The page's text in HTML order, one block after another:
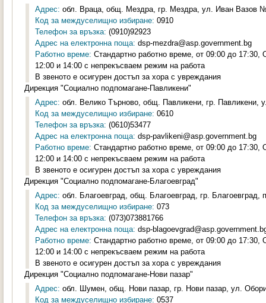
Адрес: обл. Враца, общ. Мездра, гр. Мездра, ул. Иван Вазов
Код за междуселищно избиране: 0910
Телефон за връзка: (0910)92923
Адрес на електронна поща: dsp-mezdra@asp.government.bg
Работно време: Стандартно работно време, от 09:00 до
12:00 и 14:00 с непрекъсваем режим на работа
В звеното е осигурен достъп за хора с увреждания
Дирекция "Социално подпомагане-Павликени"
Адрес: обл. Велико Търново, общ. Павликени, гр. Павликени,
Код за междуселищно избиране: 0610
Телефон за връзка: (0610)53477
Адрес на електронна поща: dsp-pavlikeni@asp.government.bg
Работно време: Стандартно работно време, от 09:00 до
12:00 и 14:00 с непрекъсваем режим на работа
В звеното е осигурен достъп за хора с увреждания
Дирекция "Социално подпомагане-Благоевград"
Адрес: обл. Благоевград, общ. Благоевград, гр.
Код за междуселищно избиране: 073
Телефон за връзка: (073)073881766
Адрес на електронна поща: dsp-
Работно време: Стандартно работно време, от 09:00 до
12:00 и 14:00 с непрекъсваем режим на работа
В звеното е осигурен достъп за хора с увреждания
Дирекция "Социално подпомагане-Нови пазар"
Адрес: обл. Шумен, общ. Нови пазар, гр. Нови пазар, ул.
Код за междуселищно избиране: 0537